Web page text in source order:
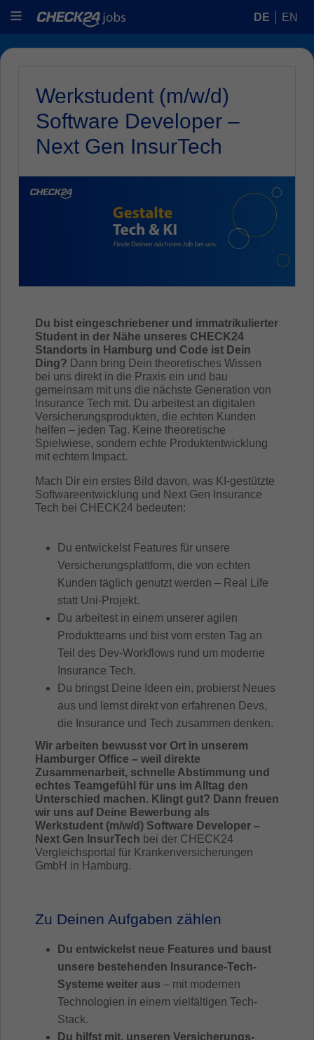
DE EN
Werkstudent (m/w/d)
Software Developer –
Next Gen InsurTech
Du bist eingeschriebener und immatrikulierter
Student in der Nähe unseres CHECK24
Standorts in Hamburg und Code ist Dein
Ding? Dann bring Dein theoretisches Wissen
bei uns direkt in die Praxis ein und bau
gemeinsam mit uns die nächste Generation von
Insurance Tech mit. Du arbeitest an digitalen
Versicherungsprodukten, die echten Kunden
helfen – jeden Tag. Keine theoretische
Spielwiese, sondern echte Produktentwicklung
mit echtem Impact.
Mach Dir ein erstes Bild davon, was KI-gestützte
Softwareentwicklung und Next Gen Insurance
Tech bei CHECK24 bedeuten:
Du entwickelst Features für unsere
Versicherungsplattform, die von echten
Kunden täglich genutzt werden – Real Life
statt Uni-Projekt.
Du arbeitest in einem unserer agilen
Produktteams und bist vom ersten Tag an
Teil des Dev-Workflows rund um moderne
Insurance Tech.
Du bringst Deine Ideen ein, probierst Neues
aus und lernst direkt von erfahrenen Devs,
die Insurance und Tech zusammen denken.
Wir arbeiten bewusst vor Ort in unserem
Hamburger Office – weil direkte
Zusammenarbeit, schnelle Abstimmung und
echtes Teamgefühl für uns im Alltag den
Unterschied machen. Klingt gut? Dann freuen
wir uns auf Deine Bewerbung als
Werkstudent (m/w/d) Software Developer –
Next Gen InsurTech bei der CHECK24
Vergleichsportal für Krankenversicherungen
GmbH in Hamburg.
Zu Deinen Aufgaben zählen
Du entwickelst neue Features und baust
unsere bestehenden Insurance-Tech-
Systeme weiter aus – mit modernen
Technologien in einem vielfältigen Tech-
Stack.
Du hilfst mit, unseren Versicherungs-